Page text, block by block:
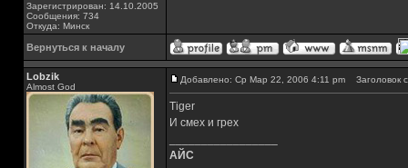
Зарегистрирован: 14.10.2005
Сообщения: 734
Откуда: Минск
Вернуться к началу
Lobzik
Almost God
Добавлено: Ср Мар 22, 2006 4:11 pm Заголовок
Tiger
И смех и грех
АЙС